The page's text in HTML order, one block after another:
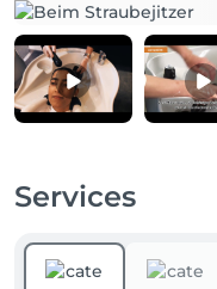
Services